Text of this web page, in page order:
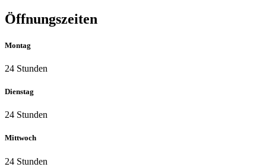
Öffnungszeiten
Montag
24 Stunden
Dienstag
24 Stunden
Mittwoch
24 Stunden